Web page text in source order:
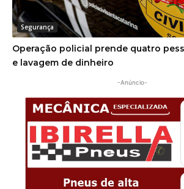
Segurança
Operação policial prende quatro
e lavagem de dinheiro
-Anúncio-